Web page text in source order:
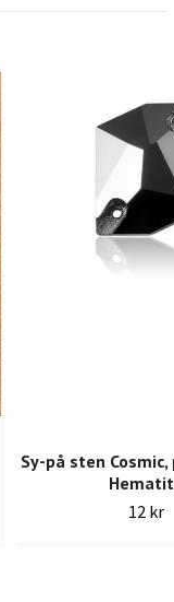
Sy-på sten
12 kr